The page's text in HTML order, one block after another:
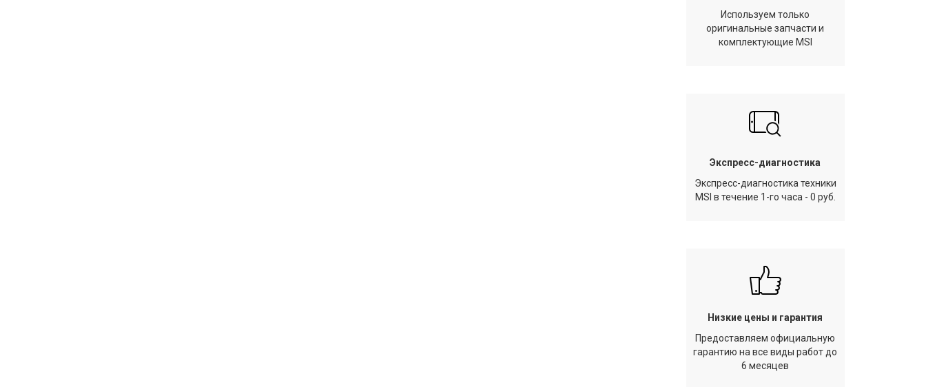
Используем только
оригинальные запчасти и
комплектующие MSI
Экспресс-диагностика
Экспресс-диагностика техники
MSI в течение 1-го часа - 0 руб.
Низкие цены и гарантия
Предоставляем официальную
гарантию на все виды работ до
6 месяцев